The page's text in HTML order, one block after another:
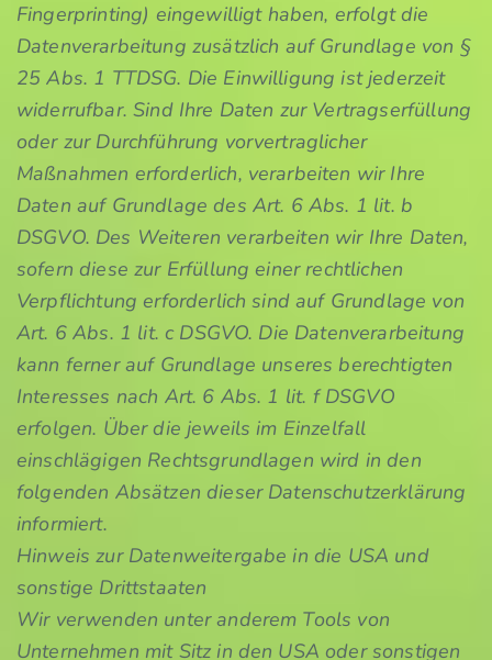
Fingerprinting) eingewilligt haben, erfolgt die
Datenverarbeitung zusätzlich auf Grundlage von §
25 Abs. 1 TTDSG. Die Einwilligung ist jederzeit
widerrufbar. Sind Ihre Daten zur Vertragserfüllung
oder zur Durchführung vorvertraglicher
Maßnahmen erforderlich, verarbeiten wir Ihre
Daten auf Grundlage des Art. 6 Abs. 1 lit. b
DSGVO. Des Weiteren verarbeiten wir Ihre Daten,
sofern diese zur Erfüllung einer rechtlichen
Verpflichtung erforderlich sind auf Grundlage von
Art. 6 Abs. 1 lit. c DSGVO. Die Datenverarbeitung
kann ferner auf Grundlage unseres berechtigten
Interesses nach Art. 6 Abs. 1 lit. f DSGVO
erfolgen. Über die jeweils im Einzelfall
einschlägigen Rechtsgrundlagen wird in den
folgenden Absätzen dieser Datenschutzerklärung
informiert.
Hinweis zur Datenweitergabe in die USA und
sonstige Drittstaaten
Wir verwenden unter anderem Tools von
Unternehmen mit Sitz in den USA oder sonstigen